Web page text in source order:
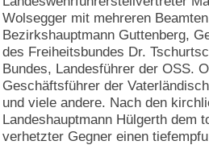
Wolsegger mit mehreren
Bezirkshauptmann Guttenberg,
des Freiheitsbundes Dr.
Bundes, Landesführer der OSS.
Geschäftsführer der
und viele andere. Nach den
Landeshauptmann Hülgerth dem
verhetzter Gegner einen